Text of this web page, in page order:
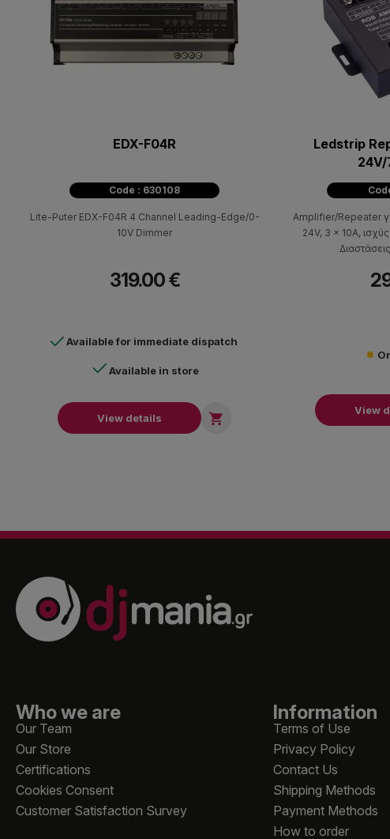
EDX-F04R
Code : 630108
Lite-Puter EDX-F04R 4 Channel Leading-Edge/0-
10V Dimmer
319.00 €
Available for immediate dispatch
Available in store
View details 
Ledstrip
Amplifier/Repeater
24V, 3 x 10A,
View
Who we are
Our Team
Our Store
Certifications
Cookies Consent
Customer Satisfaction Survey
Information
Terms of Use
Privacy Policy
Contact Us
Shipping Methods
Payment Methods
How to order